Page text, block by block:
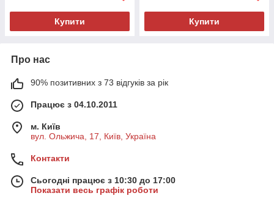
Купити Купити
Про нас
90% позитивних з 73 відгуків за рік
Працює з 04.10.2011
м. Київ
вул. Ольжича, 17, Київ, Україна
Контакти
Сьогодні працює з 10:30 до 17:00
Показати весь графік роботи